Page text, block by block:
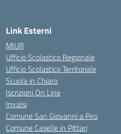
Link Esterni
MIUR
Ufficio Scolastico Regionale
Ufficio Scolastico Territoriale
Scuola in Chiaro
Iscrizioni On Line
Invalsi
Comune San Giovanni a Piro
Comune Caselle in Pittari